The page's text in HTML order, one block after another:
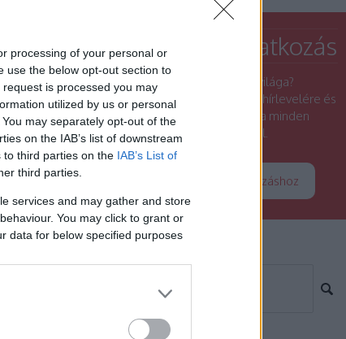
processing of your personal or
use the below opt-out section to
is processed you may
utilized by us or personal
may separately opt-out of the
on the IAB’s list of downstream
to third parties on the IAB’s List of
third parties.
services and may gather and store
You may click to grant or
data for below specified purposes
a
rácok
fajtát is.
a
Hírlevél feliratkozás
Érdekel a borok világa?
Iratkozz fel a Winelovers hírlevelére és
értesülj a borszakma minden
rezdüléséről.
Tovább a feliratkozáshoz
Keresés